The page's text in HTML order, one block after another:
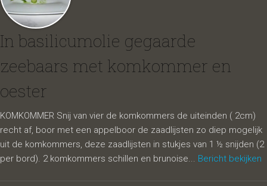
In basilicumolie gegaarde
zeebaars met komkommer en
oester
KOMKOMMER Snij van vier de komkommers de uiteinden ( 2cm)
recht af, boor met een appelboor de zaadlijsten zo diep mogelijk
uit de komkommers, deze zaadlijsten in stukjes van 1 ½ snijden (2
per bord). 2 komkommers schillen en brunoise... Bericht bekijken